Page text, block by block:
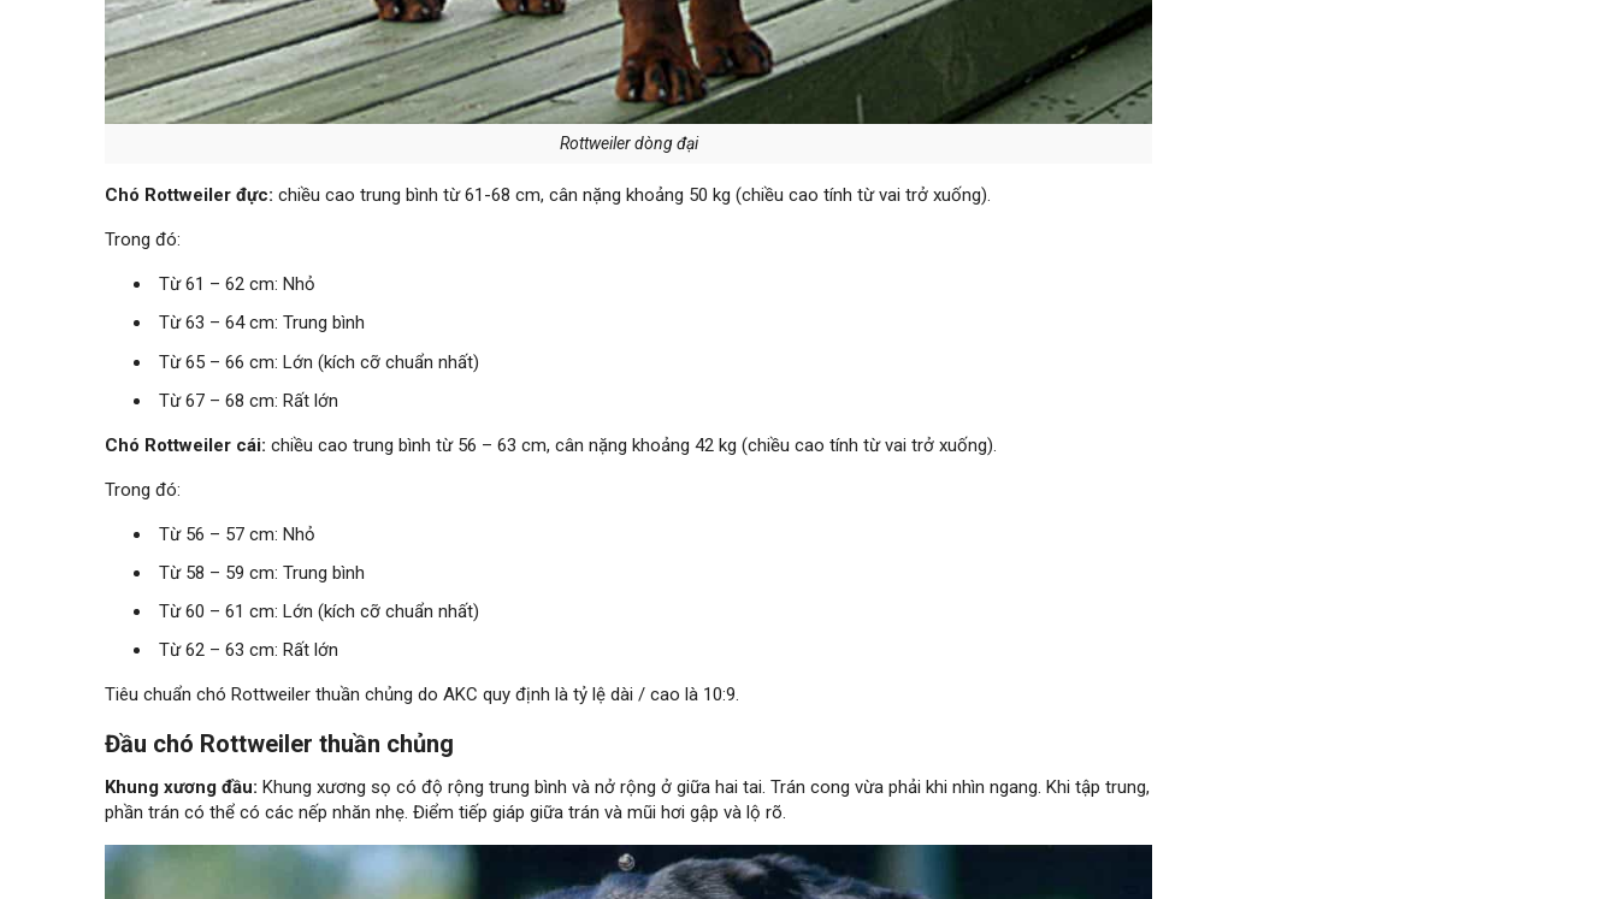
Rottweiler dòng đại
Chó Rottweiler đực: chiều cao trung bình từ 61-68 cm, cân nặng khoảng 50 kg (chiều cao tính từ vai trở xuống).
Trong đó:
Từ 61 – 62 cm: Nhỏ
Từ 63 – 64 cm: Trung bình
Từ 65 – 66 cm: Lớn (kích cỡ chuẩn nhất)
Từ 67 – 68 cm: Rất lớn
Chó Rottweiler cái: chiều cao trung bình từ 56 – 63 cm, cân nặng khoảng 42 kg (chiều cao tính từ vai trở xuống).
Trong đó:
Từ 56 – 57 cm: Nhỏ
Từ 58 – 59 cm: Trung bình
Từ 60 – 61 cm: Lớn (kích cỡ chuẩn nhất)
Từ 62 – 63 cm: Rất lớn
Tiêu chuẩn chó Rottweiler thuần chủng do AKC quy định là tỷ lệ dài / cao là 10:9.
Đầu chó Rottweiler thuần chủng
Khung xương đầu: Khung xương sọ có độ rộng trung bình và nở rộng ở giữa hai tai. Trán cong vừa phải khi nhìn ngang. Khi tập trung,
phần trán có thể có các nếp nhăn nhẹ. Điểm tiếp giáp giữa trán và mũi hơi gập và lộ rõ.